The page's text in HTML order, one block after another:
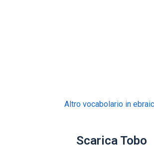
Altro vocabolario in
Scarica Tobo